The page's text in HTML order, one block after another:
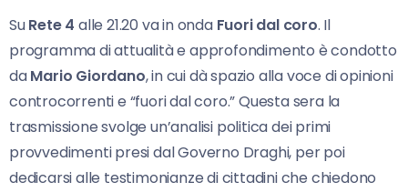
SuRete 4 alle 21.20 va in onda Fuori dal coro. Il
programma di attualità e approfondimento è condotto
daMario Giordano, in cui dà spazio alla voce di opinioni
controcorrenti e “fuori dal coro.” Questa sera la
trasmissione svolge un’analisi politica dei primi
provvedimenti presi dal Governo Draghi, per poi
dedicarsi alle testimonianze di cittadini che chiedono